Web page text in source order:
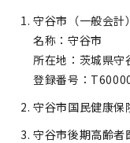
守谷市（一般会計）
名称：守谷市
所在地：茨城県
登録番号：
守谷市国民健康保
守谷市後期高齢者